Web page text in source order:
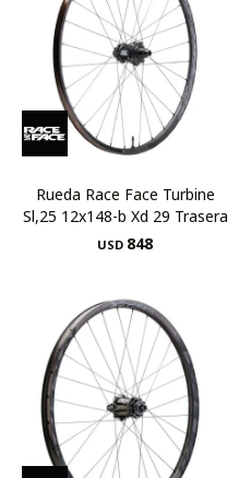
Rueda Race Face Turbine
Sl,25 12x148-b Xd 29 Trasera
USD 848